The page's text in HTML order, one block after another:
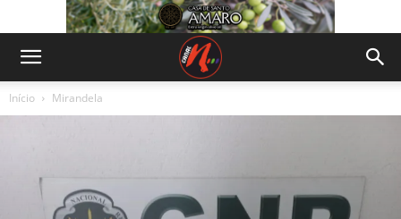
Início Mirandela